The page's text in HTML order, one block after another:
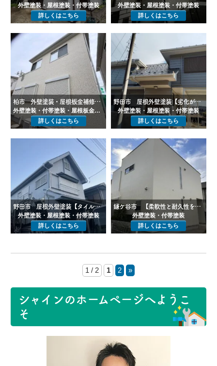
外壁塗装・屋根塗装・付帯塗装
詳しくはこちら
外壁塗装・屋根塗装・付帯塗装
詳しくはこちら
柏市 外壁塗装・屋根板金補修工事【含水率の高い外壁をインディフレッシュセラで塗装・その他雨樋や貫板の補修など】
外壁塗装・付帯塗装・屋根板金補修
詳しくはこちら
野田市 屋根外壁塗装【劣化が顕著なスレート屋根を屋根材交換とエシカルプロクールを使用した塗装でメンテナンス】
外壁塗装・屋根塗装・付帯塗装
詳しくはこちら
野田市 屋根外壁塗装【タイル吹付仕上げのモルタル外壁をスーパーセランフレックスで塗装】
外壁塗装・屋根塗装・付帯塗装
詳しくはこちら
鎌ケ谷市 【柔軟性と耐久性を兼ね合わせたハイブリッド塗料「スーパーセランフレックス」で外壁塗装】
外壁塗装・付帯塗装
詳しくはこちら
1 / 2 1 2 »
シャインのホームページへようこ
そ